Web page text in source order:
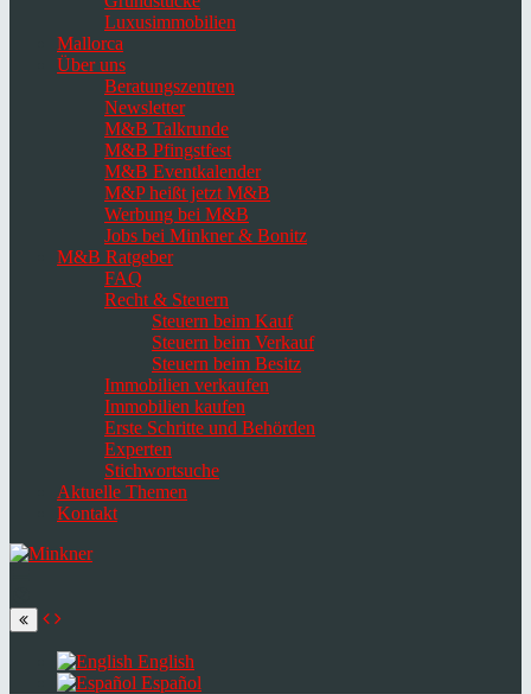
Luxusimmobilien
Mallorca
Über uns
Beratungszentren
Newsletter
M&B Talkrunde
M&B Pfingstfest
M&B Eventkalender
M&P heißt jetzt M&B
Werbung bei M&B
Jobs bei Minkner & Bonitz
M&B Ratgeber
FAQ
Recht & Steuern
Steuern beim Kauf
Steuern beim Verkauf
Steuern beim Besitz
Immobilien verkaufen
Immobilien kaufen
Erste Schritte und Behörden
Experten
Stichwortsuche
Aktuelle Themen
Kontakt
language
English
Español